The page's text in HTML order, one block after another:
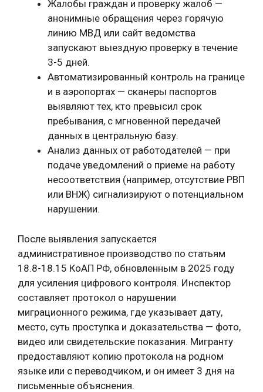
Жалобы граждан и проверку жалоб —
анонимные обращения через горячую
линию МВД или сайт ведомства
запускают выездную проверку в течение
3-5 дней.
Автоматизированный контроль на границе
и в аэропортах — сканеры паспортов
выявляют тех, кто превысил срок
пребывания, с мгновенной передачей
данных в центральную базу.
Анализ данных от работодателей — при
подаче уведомлений о приеме на работу
несоответствия (например, отсутствие РВП
или ВНЖ) сигнализируют о потенциальном
нарушении.
После выявления запускается
административное производство по статьям
18.8-18.15 КоАП РФ, обновленным в 2025 году
для усиления цифрового контроля. Инспектор
составляет протокол о нарушении
миграционного режима, где указывает дату,
место, суть проступка и доказательства — фото,
видео или свидетельские показания. Мигранту
предоставляют копию протокола на родном
языке или с переводчиком, и он имеет 3 дня на
письменные объяснения.